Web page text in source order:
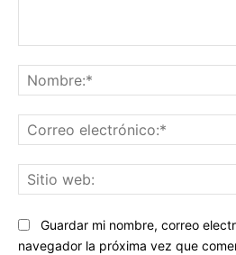
Guardar mi nombre, correo
navegador la próxima vez que